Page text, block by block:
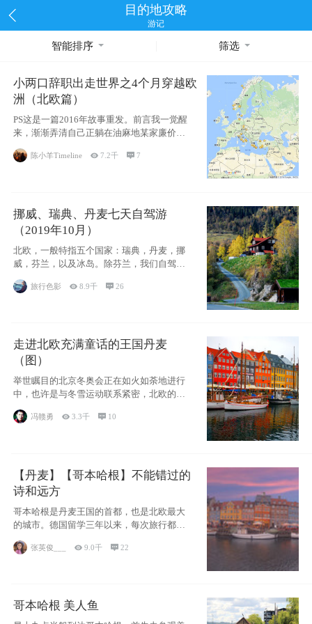
目的地攻略
游记
智能排序 筛选
小两口辞职出走世界之4个月穿越欧
洲（北欧篇）
PS这是一篇2016年故事重发。前言我一觉醒
来，渐渐弄清自己正躺在油麻地某家廉价宾
馆
陈小羊Timeline 7.2千 7
挪威、瑞典、丹麦七天自驾游
（2019年10月）
北欧，一般特指五个国家：瑞典，丹麦，挪
威，芬兰，以及冰岛。除芬兰，我们自驾游
旅行色影 8.9千 26
走进北欧充满童话的王国丹麦
（图）
举世瞩目的北京冬奥会正在如火如荼地进行
中，也许是与冬雪运动联系紧密，北欧的一
些国家因
冯赣勇 3.3千  10
【丹麦】【哥本哈根】不能错过的
诗和远方
哥本哈根是丹麦王国的首都，也是北欧最大
的城市。德国留学三年以来，每次旅行都是
张英俊___ 9.0千 22
哥本哈根 美人鱼